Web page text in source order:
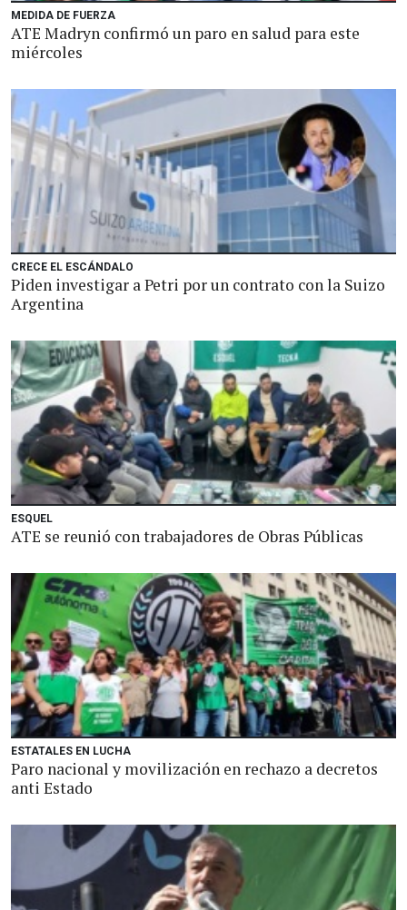
MEDIDA DE FUERZA
ATE Madryn confirmó un paro en salud para este
miércoles
CRECE EL ESCÁNDALO
Piden investigar a Petri por un contrato con la Suizo
Argentina
ESQUEL
ATE se reunió con trabajadores de Obras Públicas
ESTATALES EN LUCHA
Paro nacional y movilización en rechazo a decretos
anti Estado